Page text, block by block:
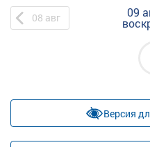
08 авг 09
Версия